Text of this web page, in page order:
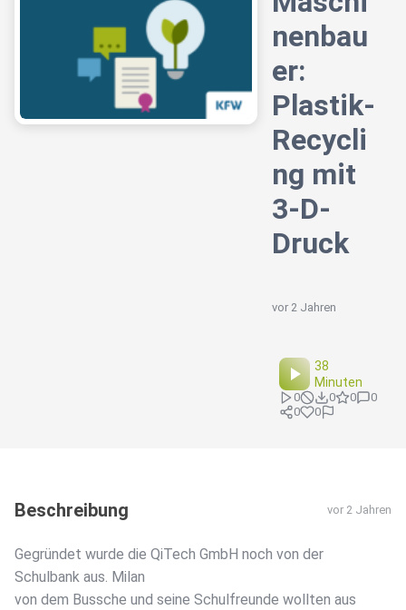
nenbau
er:
Plastik-
Recycli
ng mit
3-D-
Druck
vor 2 Jahren
38
Minuten
0 0 0
0
0
0
Beschreibung vor 2 Jahren
Gegründet wurde die QiTech GmbH noch von der
Schulbank aus. Milan
von dem Bussche und seine Schulfreunde wollten aus